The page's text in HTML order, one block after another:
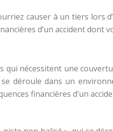
causer à un tiers lors
d’un accident dont
nécessitent une
déroule dans un
financières d’un